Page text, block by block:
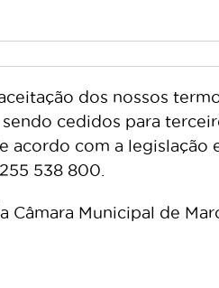
dos nossos
cedidos para
acordo com a
538 800.
Câmara Municipal de